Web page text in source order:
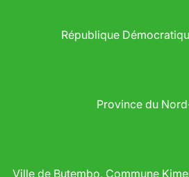
République
Province du
Ville de Butembo, Commune